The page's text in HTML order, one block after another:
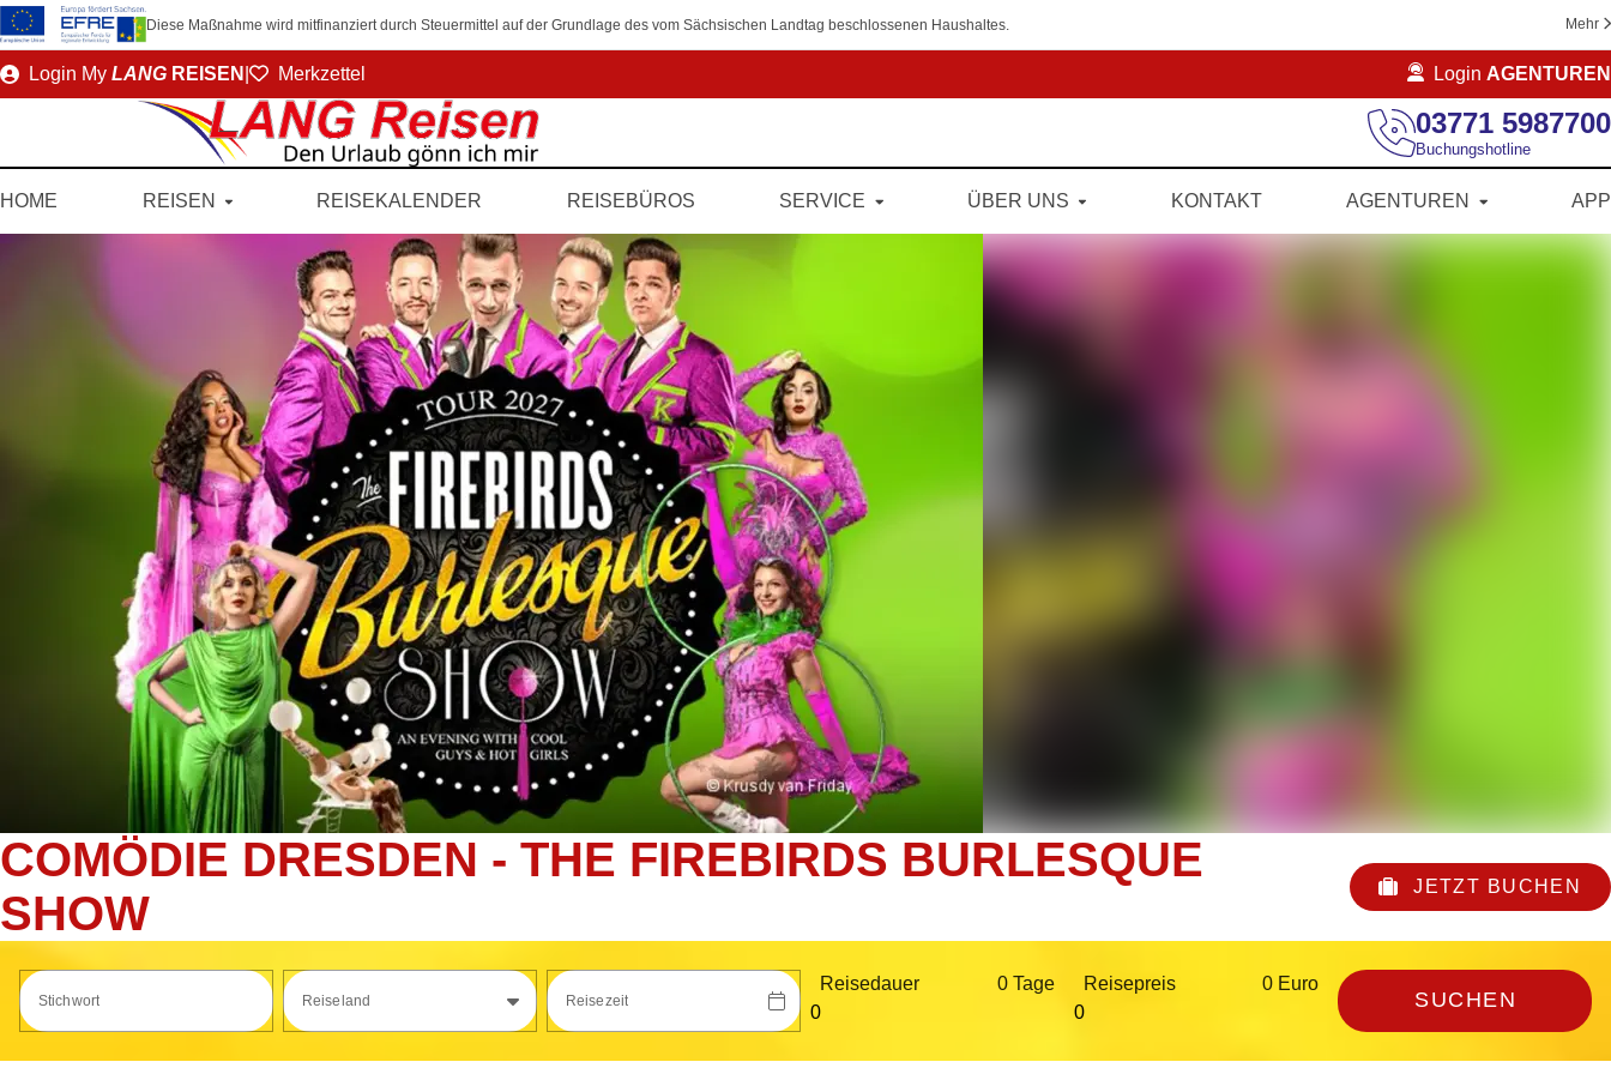
Diese Maßnahme wird mitfinanziert durch Steuermittel auf der Grundlage des vom Sächsischen Landtag beschlossenen Haushaltes. Mehr
DirektLogin My LANG REISEN Merkzettel Login AGENTUREN
03771 5987700
Buchungshotline
HOME REISEN REISEKALENDER REISEBÜROS SERVICE ÜBER UNS KONTAKT AGENTUREN APP
COMÖDIE DRESDEN - THE FIREBIRDS BURLESQUE
SHOW
JETZT BUCHEN
Stichwort Reiseland Reisezeit
Reisedauer 0 Tage Reisepreis 0 Euro
SUCHEN